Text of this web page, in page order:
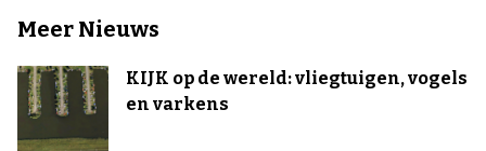
Meer Nieuws
KIJK op de wereld: vliegtuigen, vogels
en varkens